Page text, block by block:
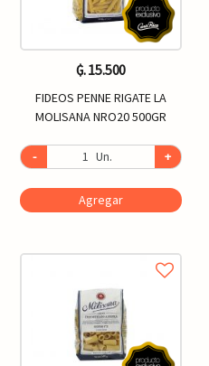
₲. 15.500
FIDEOS PENNE RIGATE LA
MOLISANA NRO20 500GR
- Un. +
Agregar